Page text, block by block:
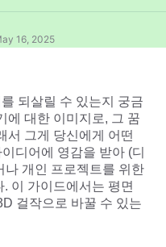
16, 2025
되살릴 수 있는지 궁금
에 대한 이미지로, 그 꿈
서 그게 당신에게 어떤
디어에 영감을 받아 (디
나 개인 프로젝트를 위한
이 가이드에서는 평면
걸작으로 바꿀 수 있는